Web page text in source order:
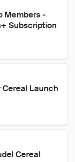
Members -
Subscription
Cereal Launch
Cereal